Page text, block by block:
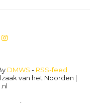
DMWS - RSS-feed
van het Noorden |